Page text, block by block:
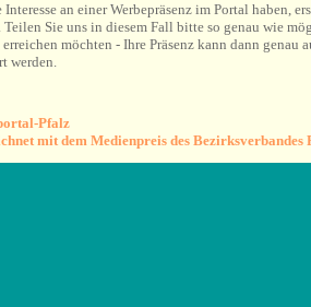
Interesse an einer Werbepräsenz im Portal haben,
Teilen Sie uns in diesem Fall bitte so genau wie
möchten - Ihre Präsenz kann dann genau
werden.
Pfalz
mit dem Medienpreis des Bezirksverbandes